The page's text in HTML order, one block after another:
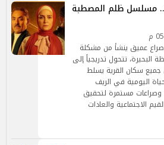
مسلسلات رمضان 2025.. مسلسل ظلم المصطبة
عميق ينشأ من مشكلة
تتحول تدريجياً إلى
جميع سكان القرية يسلط
اليومية في الريف
وصراعات مستمرة لتحقيق
الاجتماعية والعادات